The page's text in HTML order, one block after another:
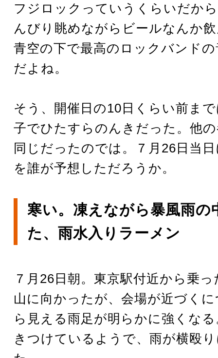
フジロックっていうくらいだか
んびり眺めながらビールなんか
青空の下で最高のロックバンド
だよね。
そう、開催日の10日くらい前ま
子でひたすらのんきだった。他
同じだったのでは。７月26日当
を誰が予想しただろうか。
寒い。凍えながら暴風雨の
た、雨水入りラーメン
７月26日朝。東京駅付近から乗
山に向かったが、会場が近づく
ら見える雨足が明らかに強くな
きつけているようで、雨が横殴